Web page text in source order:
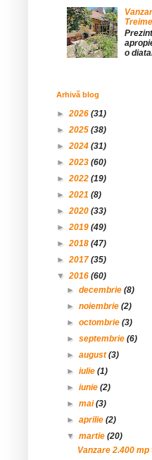
o
Arhivă blog
►2026 (31)
►2025 (38)
►2024 (31)
►2023 (60)
►2022 (19)
►2021 (8)
►2020 (33)
►2019 (49)
►2018 (47)
►2017 (35)
▼2016 (60)
►decembrie(8)
►noiembrie(2)
►octombrie(3)
►septembrie(6)
►august(3)
►iulie(1)
►iunie(2)
►mai(3)
►aprilie(2)
▼martie(20)
Vanzare 2.400